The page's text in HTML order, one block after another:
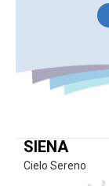
SIENA
Cielo Sereno